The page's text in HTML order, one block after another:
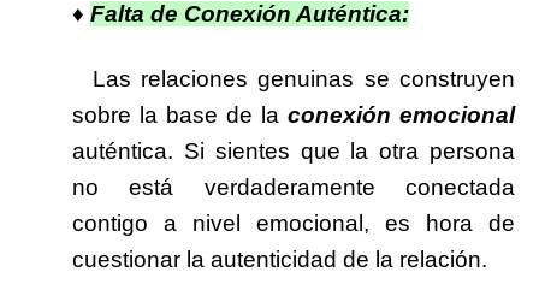
♦ Falta de Conexión Auténtica:
Las relaciones genuinas se construyen
sobre la base de la conexión emocional
auténtica. Si sientes que la otra persona
no está verdaderamente conectada
contigo a nivel emocional, es hora de
cuestionar la autenticidad de la relación.